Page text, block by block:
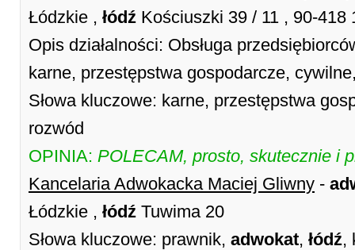
Łódzkie , łódź Kościuszki 39 / 11 , 90-418
Opis działalności: Obsługa
karne, przestępstwa gospodarcze,
Słowa kluczowe: karne, przestępstwa
rozwód
OPINIA: POLECAM, prosto, skutecznie i
Kancelaria Adwokacka Maciej Gliwny -
Łódzkie , łódź Tuwima 20
Słowa kluczowe: prawnik, adwokat, łódź,